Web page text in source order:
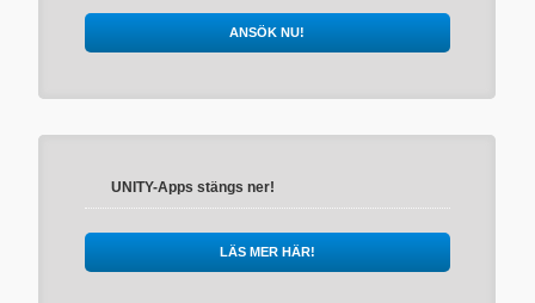
ANSÖK NU!
UNITY-Apps stängs ner!
LÄS MER HÄR!